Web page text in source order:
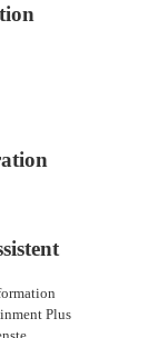
Plus